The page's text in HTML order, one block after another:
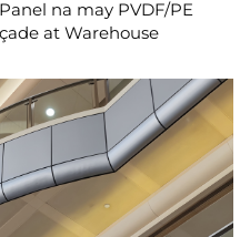
na may PVDF/PE
at Warehouse